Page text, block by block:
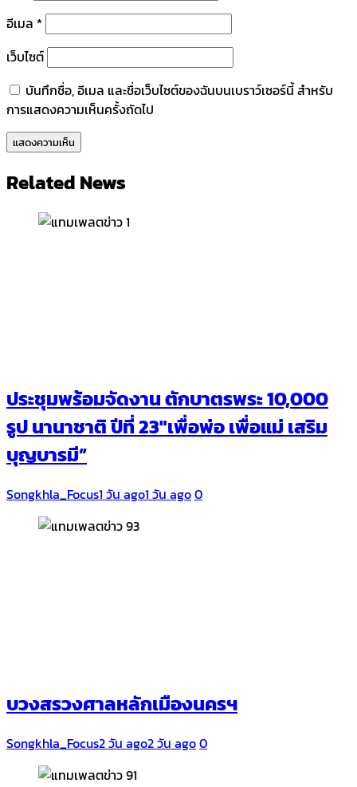
อีเมล *
เว็บไซต์
บันทึกชื่อ, อีเมล และชื่อเว็บไซต์ของฉันบนเบราว์เซอร์นี้ สำหรับ
การแสดงความเห็นครั้งถัดไป
Related News
ประชุมพร้อมจัดงาน ตักบาตรพระ 10,000
รูป นานาชาติ ปีที่ 23″เพื่อพ่อ เพื่อแม่ เสริม
บุญบารมี”
Songkhla_Focus1 วัน ago1 วัน ago0
บวงสรวงศาลหลักเมืองนครฯ
Songkhla_Focus2 วัน ago2 วัน ago0